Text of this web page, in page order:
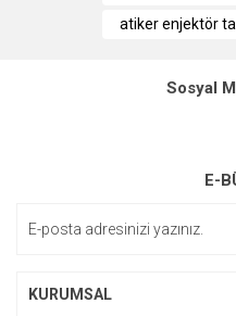
Görüş ve önerileriniz için
Ürün resmi kalitesiz,
Ürün fiyatı diğer
Bu ürüne benzer farklı
atiker enjektör
Sosyal
E-
KURUMSAL